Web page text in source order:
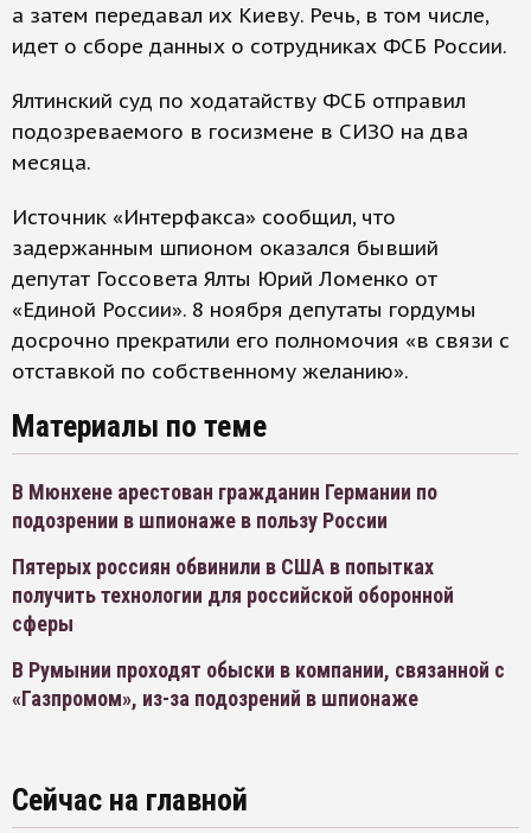
а затем передавал их Киеву. Речь, в том числе,
идет о сборе данных о сотрудниках ФСБ России.
Ялтинский суд по ходатайству ФСБ отправил
подозреваемого в госизмене в СИЗО на два
месяца.
Источник «Интерфакса» сообщил, что
задержанным шпионом оказался бывший
депутат Госсовета Ялты Юрий Ломенко от
«Единой России». 8 ноября депутаты гордумы
досрочно прекратили его полномочия «в связи с
отставкой по собственному желанию».
Материалы по теме
В Мюнхене арестован гражданин Германии по
подозрении в шпионаже в пользу России
Пятерых россиян обвинили в США в попытках
получить технологии для российской оборонной
сферы
В Румынии проходят обыски в компании, связанной с
«Газпромом», из-за подозрений в шпионаже
Сейчас на главной